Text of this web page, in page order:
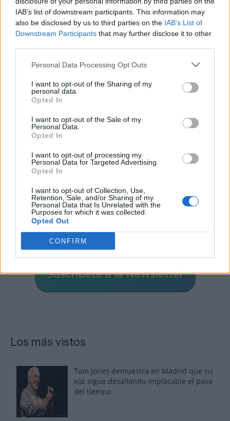
IAB’s list of downstream participants. This information may
also be disclosed by us to third parties on the IAB’s List of
Downstream Participants that may further disclose it to other
Personal Data Processing Opt Outs
I want to opt-out of the Sharing of my
personal data.
Opted In
I want to opt-out of the Sale of my
Personal Data.
Opted In
I want to opt-out of processing my
Personal Data for Targeted Advertising.
Opted In
I want to opt-out of Collection, Use,
Retention, Sale, and/or Sharing of my
Personal Data that Is Unrelated with the
Purposes for which it was collected.
Opted Out
CONFIRM
Los más vistos
Tom Jones demuestra en Madrid que su
voz sigue desafiando implacable el paso
del tiempo